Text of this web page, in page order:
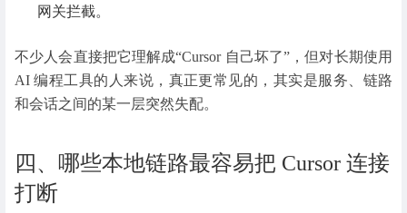
网关拦截。
不少人会直接把它理解成“Cursor 自己坏了”，但对长期使用
AI 编程工具的人来说，真正更常见的，其实是服务、链路
和会话之间的某一层突然失配。
四、哪些本地链路最容易把 Cursor 连接
打断